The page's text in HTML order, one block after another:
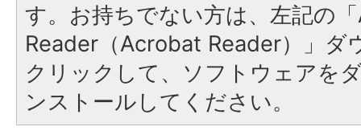
す。お持ちでない方は、左記の
Reader（Acrobat Reader）」ダ
クリックして、ソフトウェアを
ンストールしてください。